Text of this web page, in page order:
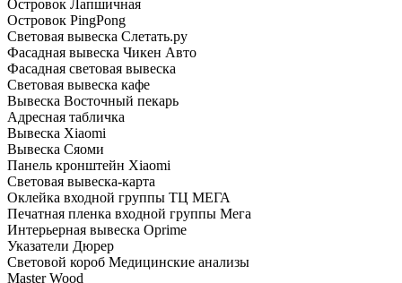
Островок Лапшичная
Островок PingPong
Световая вывеска Слетать.ру
Фасадная вывеска Чикен Авто
Фасадная световая вывеска
Световая вывеска кафе
Вывеска Восточный пекарь
Адресная табличка
Вывеска Xiaomi
Вывеска Сяоми
Панель кронштейн Xiaomi
Световая вывеска-карта
Оклейка входной группы ТЦ МЕГА
Печатная пленка входной группы Мега
Интерьерная вывеска Oprime
Указатели Дюрер
Световой короб Медицинские анализы
Master Wood